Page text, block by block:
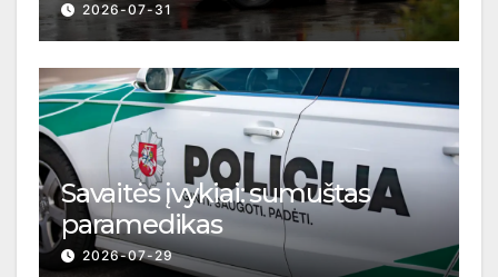
2026-07-31
Savaitės įvykiai: sumuštas
paramedikas
2026-07-29